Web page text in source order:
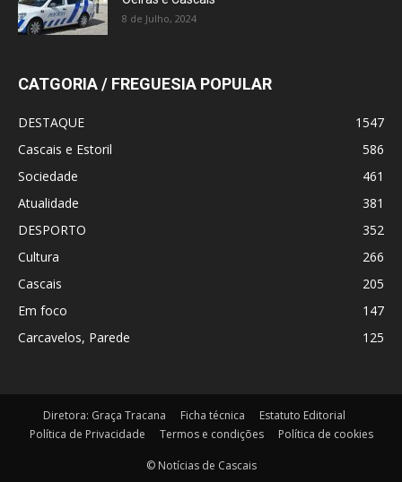
8 de Julho, 2024
CATGORIA / FREGUESIA POPULAR
DESTAQUE
1547
Cascais e Estoril
586
Sociedade
461
Atualidade
381
DESPORTO
352
Cultura
266
Cascais
205
Em foco
147
Carcavelos, Parede
125
Diretora: Graça Tracana Ficha técnica
Estatuto Editorial
Política de Privacidade
Termos e condições Política de cookies
© Notícias de Cascais